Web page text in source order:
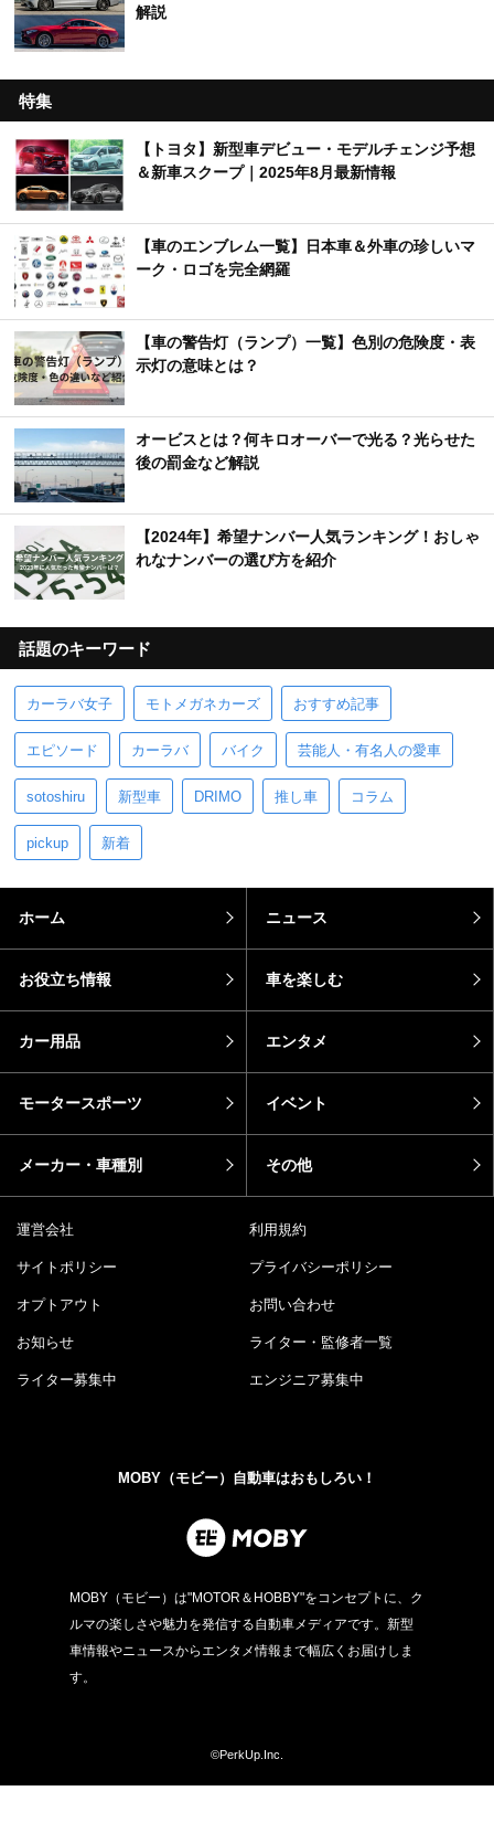
解説
特集
【トヨタ】新型車デビュー・モデルチェンジ予想
＆新車スクープ｜2025年8月最新情報
【車のエンブレム一覧】日本車＆外車の珍しいマ
ーク・ロゴを完全網羅
【車の警告灯（ランプ）一覧】色別の危険度・表
示灯の意味とは？
オービスとは？何キロオーバーで光る？光らせた
後の罰金など解説
【2024年】希望ナンバー人気ランキング！おしゃ
れなナンバーの選び方を紹介
話題のキーワード
カーラバ女子 モトメガネカーズ おすすめ記事
エピソード カーラバ バイク 芸能人・有名人の愛車
sotoshiru 新型車 DRIMO 推し車 コラム
pickup 新着
ホーム ニュース
お役立ち情報 車を楽しむ
カー用品 エンタメ
モータースポーツ イベント
メーカー・車種別 その他
運営会社 利用規約
サイトポリシー プライバシーポリシー
オプトアウト お問い合わせ
お知らせ ライター・監修者一覧
ライター募集中 エンジニア募集中
MOBY（モビー）自動車はおもしろい！
MOBY（モビー）は"MOTOR＆HOBBY"をコンセプトに、ク
ルマの楽しさや魅力を発信する自動車メディアです。新型
車情報やニュースからエンタメ情報まで幅広くお届けしま
す。
©PerkUp.Inc.